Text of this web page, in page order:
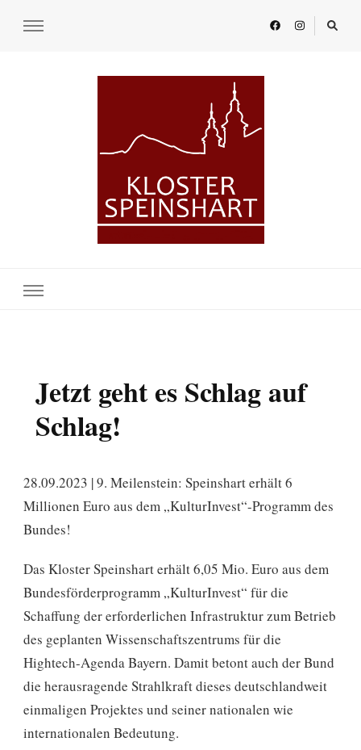
Jetzt geht es Schlag auf
Schlag!
28.09.2023 | 9. Meilenstein: Speinshart erhält 6
Millionen Euro aus dem „KulturInvest“-Programm des
Bundes!
Das Kloster Speinshart erhält 6,05 Mio. Euro aus dem
Bundesförderprogramm „KulturInvest“ für die
Schaffung der erforderlichen Infrastruktur zum Betrieb
des geplanten Wissenschaftszentrums für die
Hightech-Agenda Bayern. Damit betont auch der Bund
die herausragende Strahlkraft dieses deutschlandweit
einmaligen Projektes und seiner nationalen wie
internationalen Bedeutung.